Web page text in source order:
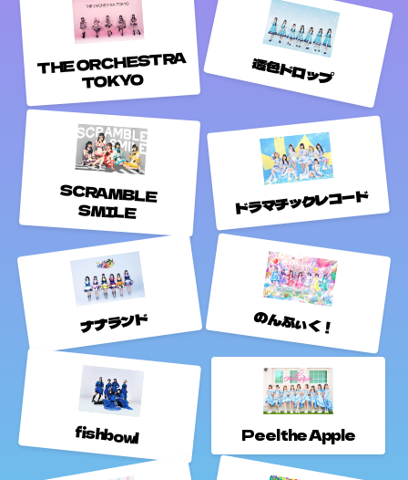
THE ORCHESTRA
TOKYO 透色ドロップ
SCRAMBLE
SMILE ドラマチックレコード
ナナランド のんふぃく！
fishbowl Peel the Apple